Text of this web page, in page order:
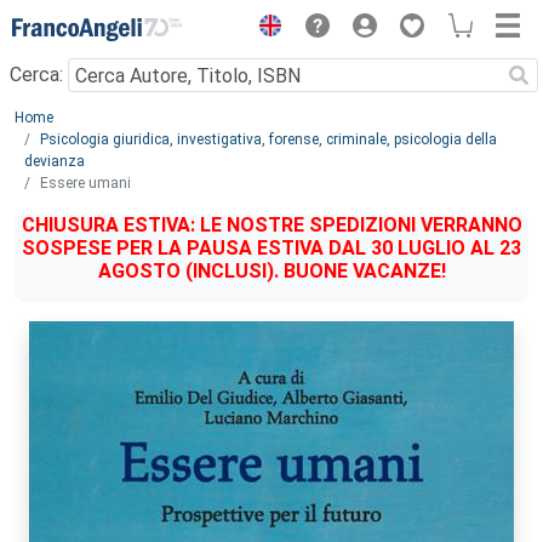
Menu
Cerca:
Main content
Home
Psicologia giuridica, investigativa, forense, criminale, psicologia della
devianza
Essere umani
CHIUSURA ESTIVA: LE NOSTRE SPEDIZIONI VERRANNO
SOSPESE PER LA PAUSA ESTIVA DAL 30 LUGLIO AL 23
AGOSTO (INCLUSI). BUONE VACANZE!